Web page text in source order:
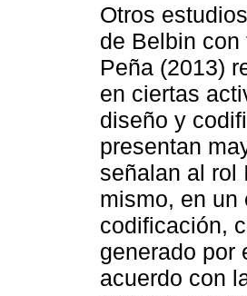
Otros
de Belbin
Peña (2013)
en ciertas
diseño y
presentan
señalan al rol
mismo, en un
codificación,
generado por
acuerdo con